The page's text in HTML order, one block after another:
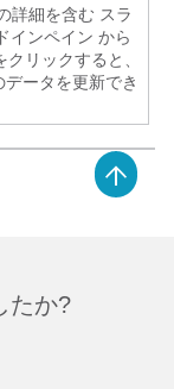
詳細を含む スラ
インペイン から
リックすると、
ータを更新でき
たか?